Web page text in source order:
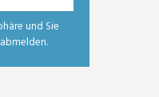
und Sie